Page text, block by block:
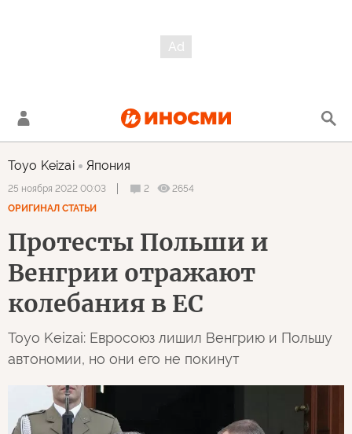
Toyo Keizai Япония
25 ноября 2022 00:03 2
2654
ОРИГИНАЛ СТАТЬИ
Протесты Польши и
Венгрии отражают
колебания в ЕС
Toyo Keizai: Евросоюз лишил Венгрию и Польшу
автономии, но они его не покинут